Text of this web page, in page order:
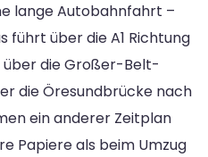
lange Autobahnfahrt –
führt über die A1 Richtung
über die Großer-Belt-
die Öresundbrücke nach
ein anderer Zeitplan
Papiere als beim Umzug